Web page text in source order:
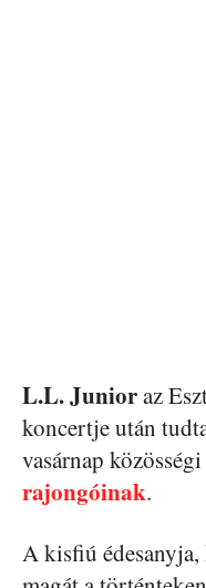
L.L. Junioraz
koncertje után
vasárnap
rajongóinak.
A kisfiú édesanyja,